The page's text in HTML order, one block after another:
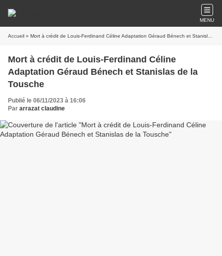
MENU
Accueil » Mort à crédit de Louis-Ferdinand Céline Adaptation Géraud Bénech et Stanislas de la Tousche
Mort à crédit de Louis-Ferdinand Céline
Adaptation Géraud Bénech et Stanislas de la
Tousche
Publié le 06/11/2023 à 16:06
Par arrazat claudine